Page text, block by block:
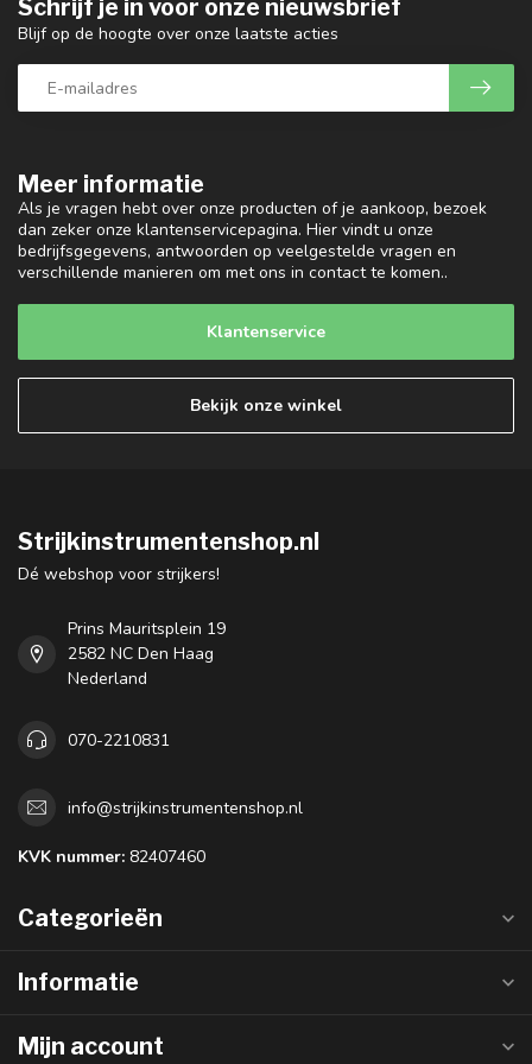
Meer informatie
Als je vragen hebt over onze producten of je aankoop, bezoek
dan zeker onze klantenservicepagina. Hier vindt u onze
bedrijfsgegevens, antwoorden op veelgestelde vragen en
verschillende manieren om met ons in contact te komen..
Klantenservice
Bekijk onze winkel
Schrijf je in voor onze nieuwsbrief
Blijf op de hoogte over onze laatste acties
Strijkinstrumentenshop.nl
Dé webshop voor strijkers!
Prins Mauritsplein 19
2582 NC Den Haag
Nederland
070-2210831
info@strijkinstrumentenshop.nl
KVK nummer: 82407460
Categorieën
Informatie
Mijn account